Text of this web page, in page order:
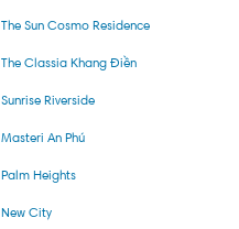
The Sun Cosmo Residence
The Classia Khang Điền
Sunrise Riverside
Masteri An Phú
Palm Heights
New City